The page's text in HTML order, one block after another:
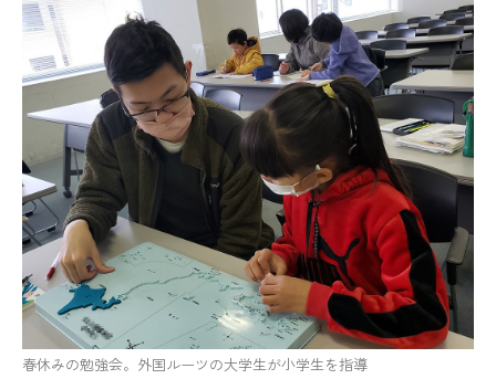
春休みの勉強会。外国ルーツの大学生が小学生を指導